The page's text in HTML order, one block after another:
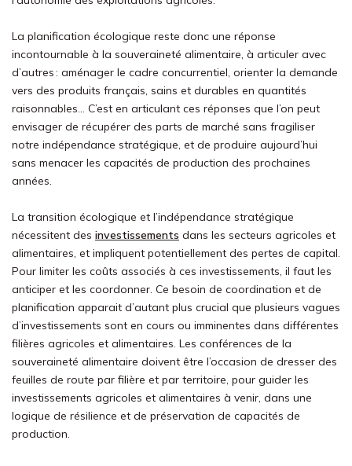
La planification écologique reste donc une réponse
incontournable à la souveraineté alimentaire, à articuler avec
d’autres : aménager le cadre concurrentiel, orienter la demande
vers des produits français, sains et durables en quantités
raisonnables… C’est en articulant ces réponses que l’on peut
envisager de récupérer des parts de marché sans fragiliser
notre indépendance stratégique, et de produire aujourd’hui
sans menacer les capacités de production des prochaines
années.
La transition écologique et l’indépendance stratégique
nécessitent des investissements dans les secteurs agricoles et
alimentaires, et impliquent potentiellement des pertes de capital.
Pour limiter les coûts associés à ces investissements, il faut les
anticiper et les coordonner. Ce besoin de coordination et de
planification apparait d’autant plus crucial que plusieurs vagues
d’investissements sont en cours ou imminentes dans différentes
filières agricoles et alimentaires. Les conférences de la
souveraineté alimentaire doivent être l’occasion de dresser des
feuilles de route par filière et par territoire, pour guider les
investissements agricoles et alimentaires à venir, dans une
logique de résilience et de préservation de capacités de
production.